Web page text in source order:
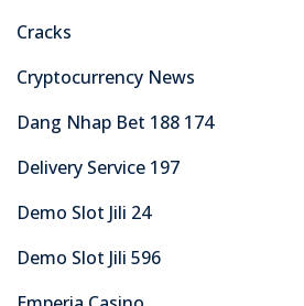
Cracks
Cryptocurrency News
Dang Nhap Bet 188 174
Delivery Service 197
Demo Slot Jili 24
Demo Slot Jili 596